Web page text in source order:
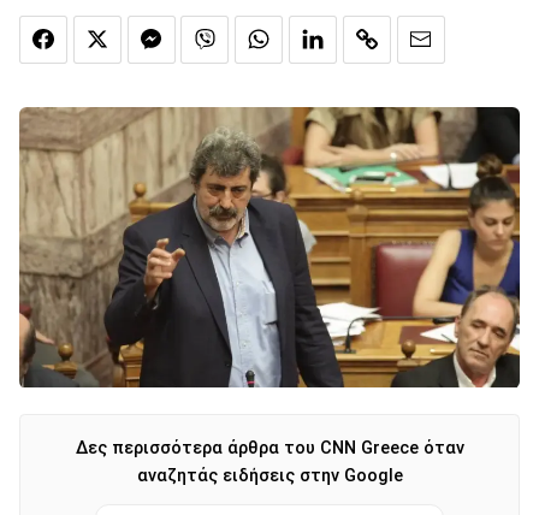
Δες περισσότερα άρθρα του CNN Greece όταν
αναζητάς ειδήσεις στην Google